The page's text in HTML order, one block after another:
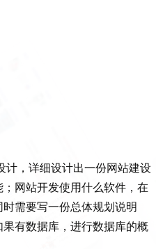
，详细设计出一份网站建设
网站开发使用什么软件，在
需要写一份总体规划说明
有数据库，进行数据库的概